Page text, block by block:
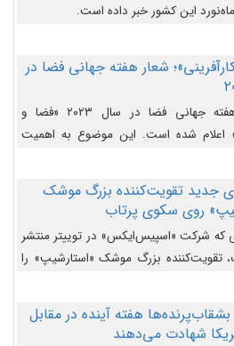
این کشور خبر داده است.
شعار هفته جهانی فضا در
موضوع هفته جهانی فضا در سال ۲۰۲۳ «فضا و
اعلام شده است. این موضوع به اهمیت
کارآفرینی در حوزه فضایی و مزایای جدیدی که
این حوزه ایجاد می‌کنند، می‌پردازد.
جدید تقویت‌کننده بزرگ موشک
روی سکوی پرتاب
شرکت «اسپیس‌ایکس» در توییتر منتشر
تقویت‌کننده بزرگ موشک «استارشیپ» را
هفته آینده در مقابل
شهادت می‌دهند